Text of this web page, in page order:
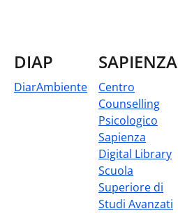
DIAP
DiarAmbiente
SAPIENZA
Centro
Counselling
Psicologico
Sapienza
Digital Library
Scuola
Superiore di
Studi Avanzati